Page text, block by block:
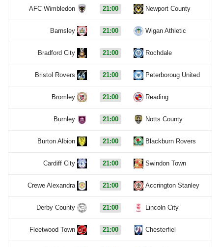
AFC Wimbledon 21:00 Newport County
Barnsley 21:00 Wigan Athletic
Bradford City 21:00 Rochdale
Bristol Rovers 21:00 Peterboroug United
Bromley 21:00 Reading
Burnley 21:00 Notts County
Burton Albion 21:00 Blackburn Rovers
Cardiff City 21:00 Swindon Town
Crewe Alexandra 21:00 Accrington Stanley
Derby County 21:00 Lincoln City
Fleetwood Town 21:00 Chesterfiel